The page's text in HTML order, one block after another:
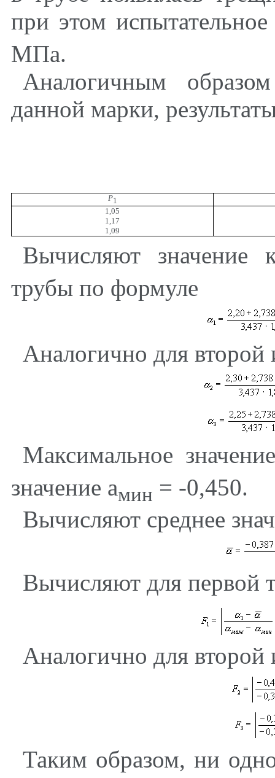
при этом
МПа.
Аналогичным
данной марки,
P1
1,05
1,17
1,09
Вычисляют значение
трубы по формуле
Аналогично для второй
Максимальное
значение aмин = -0,450.
Вычисляют среднее
Вычисляют для первой
Аналогично для второй
Таким образом, ни